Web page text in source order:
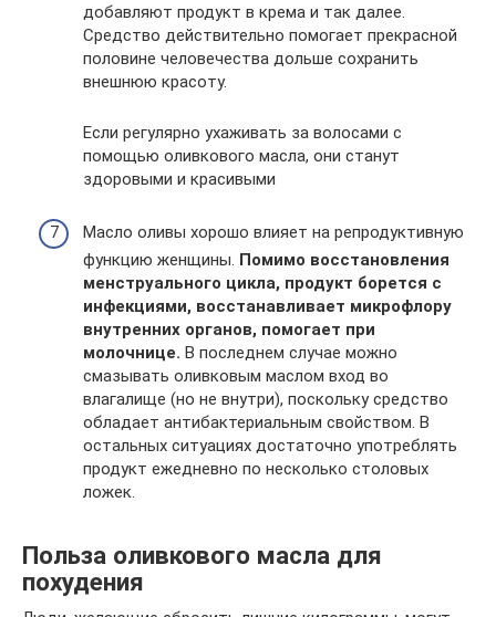
добавляют продукт в крема и так далее.
Средство действительно помогает прекрасной
половине человечества дольше сохранить
внешнюю красоту.
Если регулярно ухаживать за волосами с
помощью оливкового масла, они станут
здоровыми и красивыми
Масло оливы хорошо влияет на репродуктивную
функцию женщины. Помимо восстановления
менструального цикла, продукт борется с
инфекциями, восстанавливает микрофлору
внутренних органов, помогает при
молочнице. В последнем случае можно
смазывать оливковым маслом вход во
влагалище (но не внутри), поскольку средство
обладает антибактериальным свойством. В
остальных ситуациях достаточно употреблять
продукт ежедневно по несколько столовых
ложек.
Польза оливкового масла для
похудения